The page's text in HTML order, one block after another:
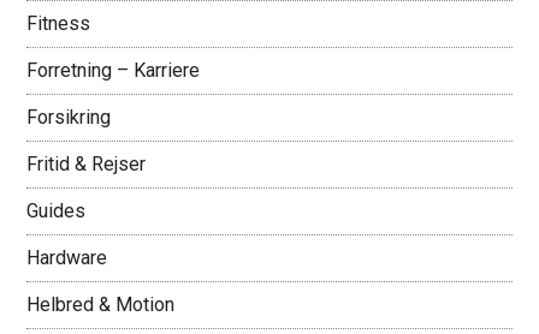
Fitness
Forretning – Karriere
Forsikring
Fritid & Rejser
Guides
Hardware
Helbred & Motion